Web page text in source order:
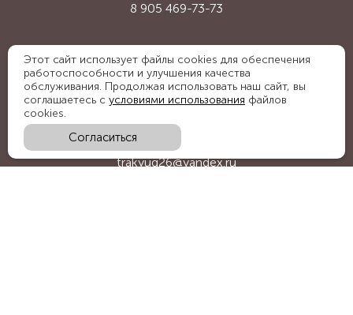
8 905 469-73-73
Адрес:
Ставропольский край, с. Надежда,
ул. Промышленная, 1Б
trakyug26@yandex.ru
Этот сайт использует файлы cookies для обеспечения
работоспособности и улучшения качества
обслуживания. Продолжая использовать наш сайт, вы
соглашаетесь с условиями использования файлов
cookies.
Согласиться